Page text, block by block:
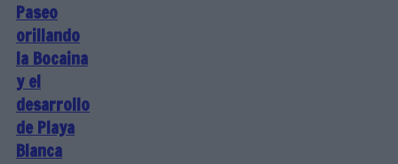
Paseo
orillando
la Bocaina
y el
desarrollo
de Playa
Blanca